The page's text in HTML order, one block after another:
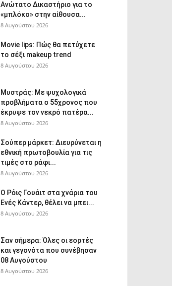
Ανώτατο Δικαστήριο για το
«μπλόκο» στην αίθουσα...
8 Αυγούστου 2026
Movie lips: Πώς θα πετύχετε
το σέξι makeup trend
8 Αυγούστου 2026
Μυστράς: Με ψυχολογικά
προβλήματα ο 55χρονος που
έκρυψε τον νεκρό πατέρα...
8 Αυγούστου 2026
Σούπερ μάρκετ: Διευρύνεται η
εθνική πρωτοβουλία για τις
τιμές στο ράφι...
8 Αυγούστου 2026
Ο Ρόις Γουάιτ στα χνάρια του
Ενές Κάντερ, θέλει να μπει...
8 Αυγούστου 2026
Σαν σήμερα: Όλες οι εορτές
και γεγονότα που συνέβησαν
08 Αυγούστου
8 Αυγούστου 2026